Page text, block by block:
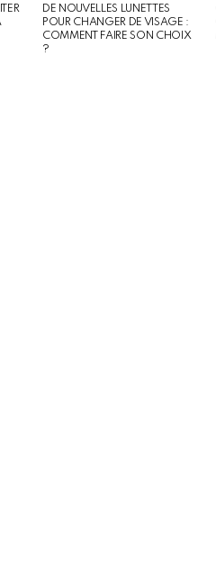
DE NOUVELLES LUNETTES
POUR CHANGER DE VISAGE :
COMMENT FAIRE SON CHOIX
?